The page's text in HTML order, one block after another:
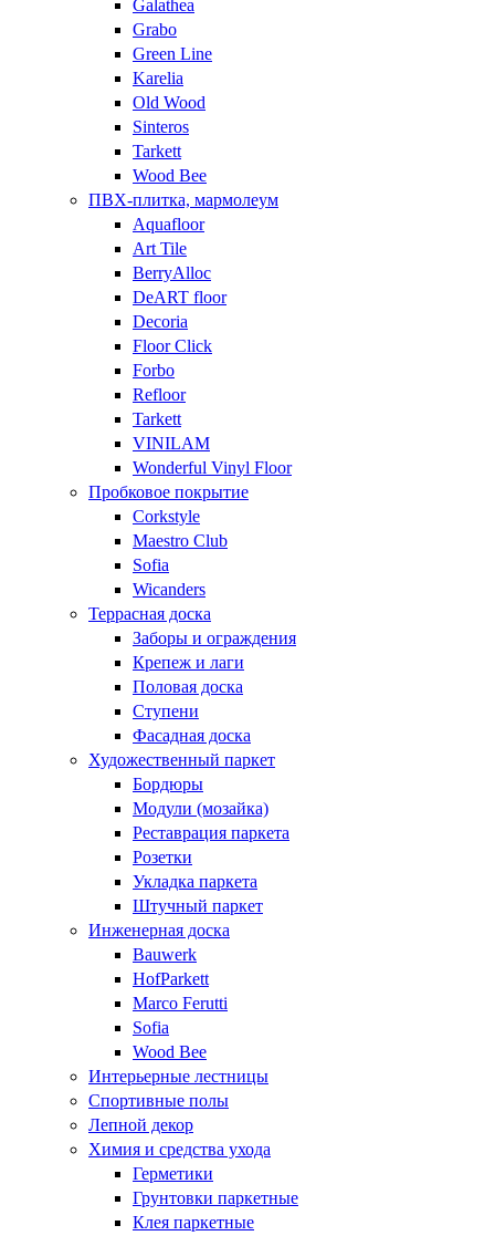
Galathea
Grabo
Green Line
Karelia
Old Wood
Sinteros
Tarkett
Wood Bee
ПВХ-плитка, мармолеум
Aquafloor
Art Tile
BerryAlloc
DeART floor
Decoria
Floor Click
Forbo
Refloor
Tarkett
VINILAM
Wonderful Vinyl Floor
Пробковое покрытие
Corkstyle
Maestro Club
Sofia
Wicanders
Террасная доска
Заборы и ограждения
Крепеж и лаги
Половая доска
Ступени
Фасадная доска
Художественный паркет
Бордюры
Модули (мозайка)
Реставрация паркета
Розетки
Укладка паркета
Штучный паркет
Инженерная доска
Bauwerk
HofParkett
Marco Ferutti
Sofia
Wood Bee
Интерьерные лестницы
Спортивные полы
Лепной декор
Химия и средства ухода
Герметики
Грунтовки паркетные
Клея паркетные